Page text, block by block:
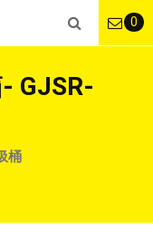
0
GJSR-
桶